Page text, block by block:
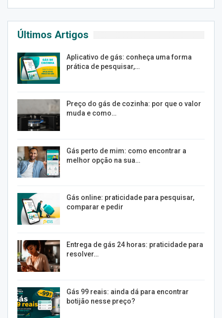
Últimos Artigos
Aplicativo de gás: conheça uma forma
prática de pesquisar,…
Preço do gás de cozinha: por que o valor
muda e como…
Gás perto de mim: como encontrar a
melhor opção na sua…
Gás online: praticidade para pesquisar,
comparar e pedir
Entrega de gás 24 horas: praticidade para
resolver…
Gás 99 reais: ainda dá para encontrar
botijão nesse preço?